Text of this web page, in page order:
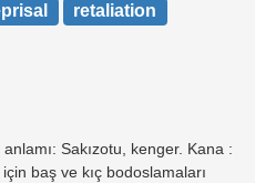
retaliation
Sakızotu, kenger. Kana :
baş ve kıç bodoslamaları